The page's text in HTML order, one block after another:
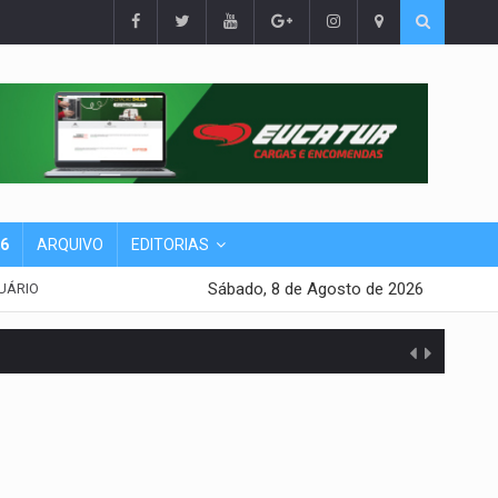
ARQUIVO EDITORIAS
Sábado, 8 de Agosto de 2026